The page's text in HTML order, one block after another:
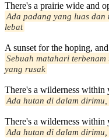
There's a prairie wide and
Ada padang yang luas
lebat
A sunset for the hoping,
Sebuah matahari
yang rusak
There's a wilderness within
Ada hutan di dalam
There's a wilderness
Ada hutan di dalam